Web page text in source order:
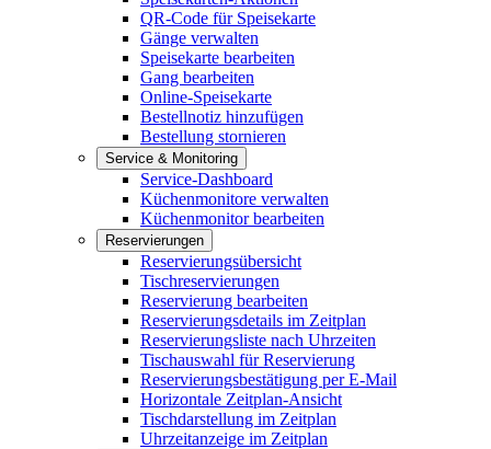
QR-Code für Speisekarte
Gänge verwalten
Speisekarte bearbeiten
Gang bearbeiten
Online-Speisekarte
Bestellnotiz hinzufügen
Bestellung stornieren
Service & Monitoring
Service-Dashboard
Küchenmonitore verwalten
Küchenmonitor bearbeiten
Reservierungen
Reservierungsübersicht
Tischreservierungen
Reservierung bearbeiten
Reservierungsdetails im Zeitplan
Reservierungsliste nach Uhrzeiten
Tischauswahl für Reservierung
Reservierungsbestätigung per E-Mail
Horizontale Zeitplan-Ansicht
Tischdarstellung im Zeitplan
Uhrzeitanzeige im Zeitplan